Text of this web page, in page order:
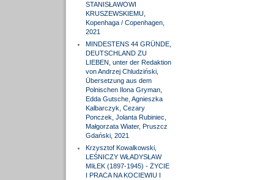
STANISŁAWOWI
KRUSZEWSKIEMU,
Kopenhaga / Copenhagen,
2021
MINDESTENS 44 GRÜNDE,
DEUTSCHLAND ZU
LIEBEN, unter der Redaktion
von Andrzej Chludziński,
Übersetzung aus dem
Polnischen Ilona Gryman,
Edda Gutsche, Agnieszka
Kalbarczyk, Cezary
Ponczek, Jolanta Rubiniec,
Małgorzata Wiater, Pruszcz
Gdański, 2021
Krzysztof Kowalkowski,
LEŚNICZY WŁADYSŁAW
MIŁEK (1897-1945) - ŻYCIE
I PRACA NA KOCIEWIU I